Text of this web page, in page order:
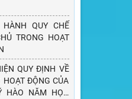
QUY CHẾ
TRONG HOẠT
QUY ĐỊNH VỀ
HOẠT ĐỘNG CỦA
HÀO NĂM HỌC